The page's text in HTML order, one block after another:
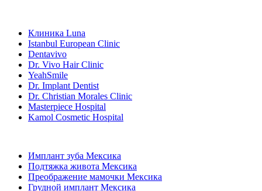
Клиника Luna
Istanbul European Clinic
Dentavivo
Dr. Vivo Hair Clinic
YeahSmile
Dr. Implant Dentist
Dr. Christian Morales Clinic
Masterpiece Hospital
Kamol Cosmetic Hospital
Имплант зуба Мексика
Подтяжка живота Мексика
Преображение мамочки Мексика
Грудной имплант Мексика